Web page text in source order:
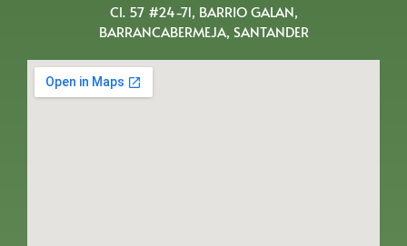
Cl. 57 #24-71, BARRIO GALAN,
BARRANCABERMEJA, SANTANDER